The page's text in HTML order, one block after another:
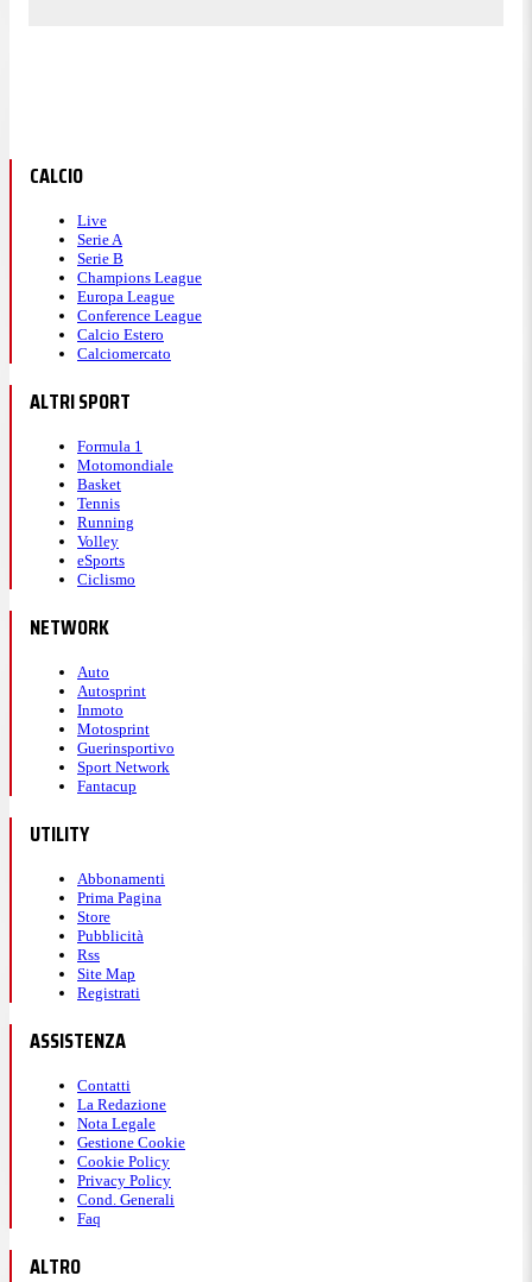
CALCIO
Live
Serie A
Serie B
Champions League
Europa League
Conference League
Calcio Estero
Calciomercato
ALTRI SPORT
Formula 1
Motomondiale
Basket
Tennis
Running
Volley
eSports
Ciclismo
NETWORK
Auto
Autosprint
Inmoto
Motosprint
Guerinsportivo
Sport Network
Fantacup
UTILITY
Abbonamenti
Prima Pagina
Store
Pubblicità
Rss
Site Map
Registrati
ASSISTENZA
Contatti
La Redazione
Nota Legale
Gestione Cookie
Cookie Policy
Privacy Policy
Cond. Generali
Faq
ALTRO